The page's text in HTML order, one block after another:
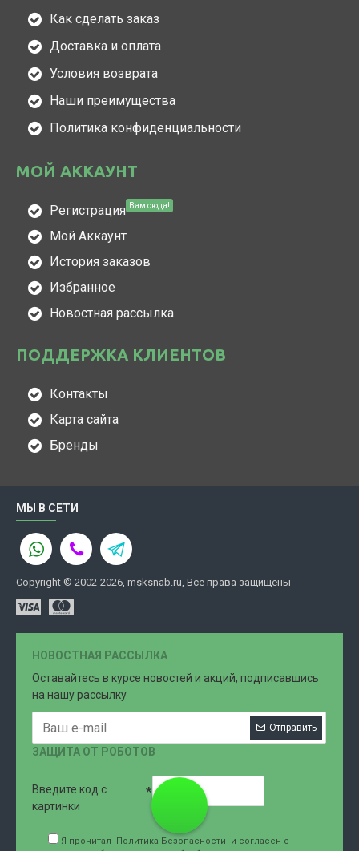
Как сделать заказ
Доставка и оплата
Условия возврата
Наши преимущества
Политика конфиденциальности
МОЙ АККАУНТ
Регистрация Вам сюда!
Мой Аккаунт
История заказов
Избранное
Новостная рассылка
ПОДДЕРЖКА КЛИЕНТОВ
Контакты
Карта сайта
Бренды
МЫ В СЕТИ
Copyright © 2002-2026, msksnab.ru, Все права защищены
НОВОСТНАЯ РАССЫЛКА
Оставайтесь в курсе новостей и акций, подписавшись
на нашу рассылку
Отправить
ЗАЩИТА ОТ РОБОТОВ
Введите код с
картинки
Я прочитал Политика Безопасности
и согласен с